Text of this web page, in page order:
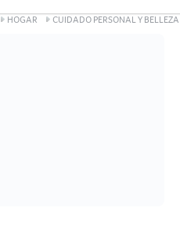
HOGAR CUIDADO PERSONAL Y BELLEZA